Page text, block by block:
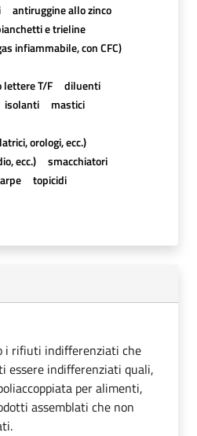
antiruggine allo zinco
e trieline
infiammabile, con CFC)
lettere T/F
diluenti
isolanti
mastici
orologi, ecc.)
ecc.)
smacchiatori
topicidi
i rifiuti indifferenziati che
essere indifferenziati quali,
per alimenti,
assemblati che non